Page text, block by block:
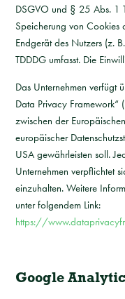
DSGVO und § 25 Abs. 1
Speicherung von
Endgerät des Nutzers (z.
TDDDG umfasst. Die
Das Unternehmen verfügt
Data Privacy Framework“
zwischen der
europäischer
USA gewährleisten soll.
Unternehmen verpflichtet
einzuhalten. Weitere
unter folgendem Link:
https://
Google